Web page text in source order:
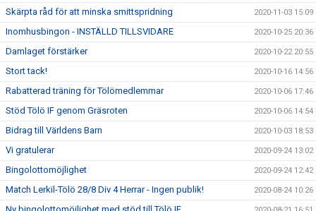
Skärpta råd för att minska smittspridning 2020-11-03 15:09
Inomhusbingon - INSTÄLLD TILLSVIDARE 2020-10-25 20:36
Damlaget förstärker 2020-10-22 20:55
Stort tack! 2020-10-16 14:56
Rabatterad träning för Tölömedlemmar 2020-10-06 17:46
Stöd Tölö IF genom Gräsroten 2020-10-06 14:54
Bidrag till Världens Barn 2020-10-03 18:53
Vi gratulerar 2020-09-24 13:02
Bingolottomöjlighet 2020-09-24 12:42
Match Lerkil-Tölö 28/8 Div 4 Herrar - Ingen publik! 2020-08-24 10:26